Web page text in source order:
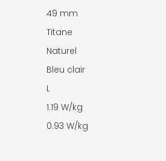
49 mm
Titane
Naturel
Bleu clair
L
1.19 W/kg
0.93 W/kg